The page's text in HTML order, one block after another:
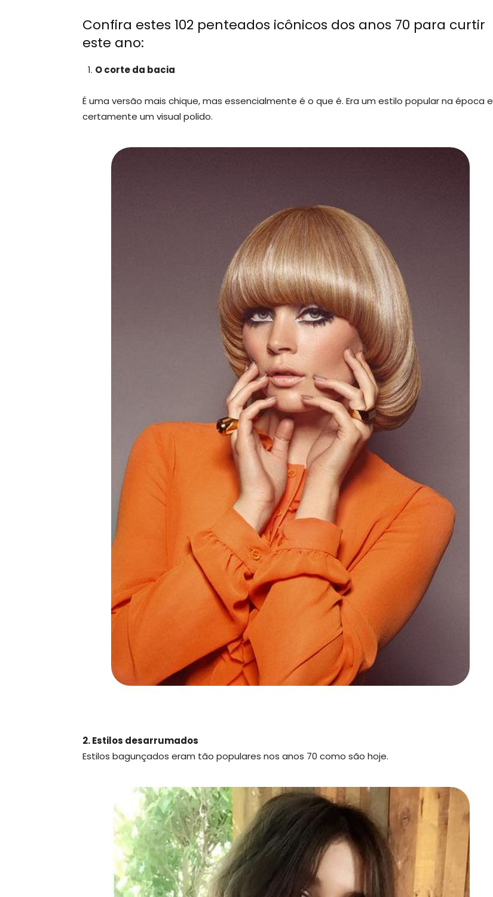
Confira estes 102 penteados icônicos dos anos 70 para curtir
este ano:
O corte da bacia
É uma versão mais chique, mas essencialmente é o que é. Era um estilo popular na época e
certamente um visual polido.
2. Estilos desarrumados
Estilos bagunçados eram tão populares nos anos 70 como são hoje.